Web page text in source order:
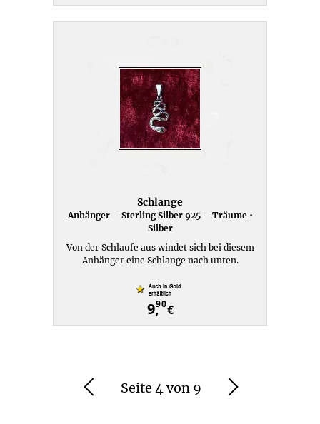
Schlange
Anhänger – Sterling Silber 925 – Träume •
Silber
Von der Schlaufe aus windet sich bei diesem
Anhänger eine Schlange nach unten.
9,90€
Zurück Seite 4 von 9 Weiter